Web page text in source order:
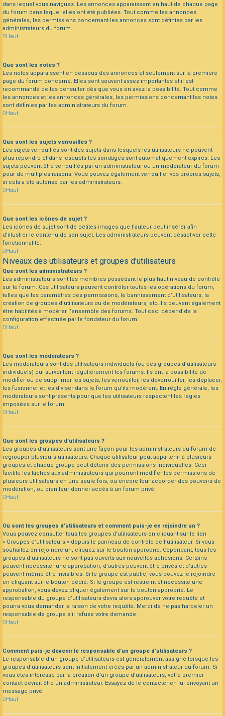
dans lequel vous naviguez. Les annonces apparaissent en haut de chaque page
du forum dans lequel elles ont été publiées. Tout comme les annonces
générales, les permissions concernant les annonces sont définies par les
administrateurs du forum.
Haut
Que sont les notes ?
Les notes apparaissent en dessous des annonces et seulement sur la première
page du forum concerné. Elles sont souvent assez importantes et il est
recommandé de les consulter dès que vous en avez la possibilité. Tout comme
les annonces et les annonces générales, les permissions concernant les notes
sont définies par les administrateurs du forum.
Haut
Que sont les sujets verrouillés ?
Les sujets verrouillés sont des sujets dans lesquels les utilisateurs ne peuvent
plus répondre et dans lesquels les sondages sont automatiquement expirés. Les
sujets peuvent être verrouillés par un administrateur ou un modérateur du forum
pour de multiples raisons. Vous pouvez également verrouiller vos propres sujets,
si cela a été autorisé par les administrateurs.
Haut
Que sont les icônes de sujet ?
Les icônes de sujet sont de petites images que l’auteur peut insérer afin
d’illustrer le contenu de son sujet. Les administrateurs peuvent désactiver cette
fonctionnalité.
Haut
Niveaux des utilisateurs et groupes d’utilisateurs
Que sont les administrateurs ?
Les administrateurs sont les membres possédant le plus haut niveau de contrôle
sur le forum. Ces utilisateurs peuvent contrôler toutes les opérations du forum,
telles que les paramètres des permissions, le bannissement d’utilisateurs, la
création de groupes d’utilisateurs ou de modérateurs, etc. Ils peuvent également
être habilités à modérer l’ensemble des forums. Tout ceci dépend de la
configuration effectuée par le fondateur du forum.
Haut
Que sont les modérateurs ?
Les modérateurs sont des utilisateurs individuels (ou des groupes d’utilisateurs
individuels) qui surveillent régulièrement les forums. Ils ont la possibilité de
modifier ou de supprimer les sujets, les verrouiller, les déverrouiller, les déplacer,
les fusionner et les diviser dans le forum qu’ils modèrent. En règle générale, les
modérateurs sont présents pour que les utilisateurs respectent les règles
imposées sur le forum.
Haut
Que sont les groupes d’utilisateurs ?
Les groupes d’utilisateurs sont une façon pour les administrateurs du forum de
regrouper plusieurs utilisateurs. Chaque utilisateur peut appartenir à plusieurs
groupes et chaque groupe peut détenir des permissions individuelles. Ceci
facilite les tâches aux administrateurs qui pourront modifier les permissions de
plusieurs utilisateurs en une seule fois, ou encore leur accorder des pouvoirs de
modération, ou bien leur donner accès à un forum privé.
Haut
Où sont les groupes d’utilisateurs et comment puis-je en rejoindre un ?
Vous pouvez consulter tous les groupes d’utilisateurs en cliquant sur le lien
« Groupes d’utilisateurs » depuis le panneau de contrôle de l’utilisateur. Si vous
souhaitez en rejoindre un, cliquez sur le bouton approprié. Cependant, tous les
groupes d’utilisateurs ne sont pas ouverts aux nouvelles adhésions. Certains
peuvent nécessiter une approbation, d’autres peuvent être privés et d’autres
peuvent même être invisibles. Si le groupe est public, vous pouvez le rejoindre
en cliquant sur le bouton dédié. Si le groupe est restreint et nécessite une
approbation, vous devez cliquer également sur le bouton approprié. Le
responsable du groupe d’utilisateurs devra alors approuver votre requête et
pourra vous demander la raison de votre requête. Merci de ne pas harceler un
responsable de groupe s’il refuse votre demande.
Haut
Comment puis-je devenir le responsable d’un groupe d’utilisateurs ?
Le responsable d’un groupe d’utilisateurs est généralement assigné lorsque les
groupes d’utilisateurs sont initialement créés par un administrateur du forum. Si
vous êtes intéressé par la création d’un groupe d’utilisateurs, votre premier
contact devrait être un administrateur. Essayez de le contacter en lui envoyant un
message privé.
Haut